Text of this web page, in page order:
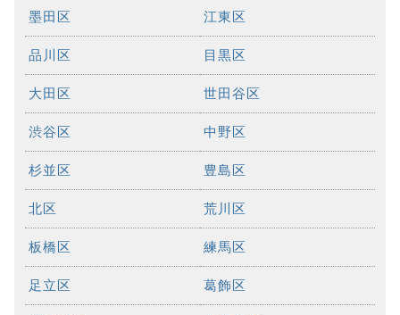
墨田区 江東区
品川区 目黒区
大田区 世田谷区
渋谷区 中野区
杉並区 豊島区
北区 荒川区
板橋区 練馬区
足立区 葛飾区